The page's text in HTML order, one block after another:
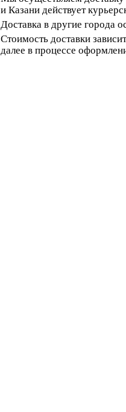
и Казани действует
Доставка в другие города
Стоимость доставки
далее в процессе